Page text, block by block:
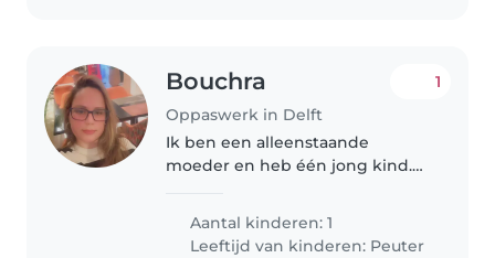
Bouchra
Oppaswerk in Delft
1
Ik ben een alleenstaande
moeder en heb één jong kind.
met mijn kind kan spelen en mij
kan helpen in het dagelijks
Aantal kinderen: 1
Leeftijd van kinderen: Peuter